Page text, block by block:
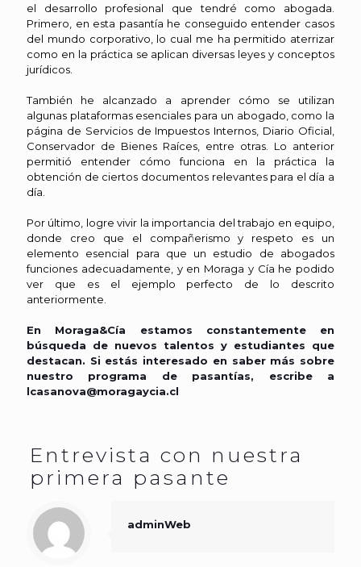
el desarrollo profesional que tendré como abogada.
Primero, en esta pasantía he conseguido entender casos
del mundo corporativo, lo cual me ha permitido aterrizar
como en la práctica se aplican diversas leyes y conceptos
jurídicos.
También he alcanzado a aprender cómo se utilizan
algunas plataformas esenciales para un abogado, como la
página de Servicios de Impuestos Internos, Diario Oficial,
Conservador de Bienes Raíces, entre otras. Lo anterior
permitió entender cómo funciona en la práctica la
obtención de ciertos documentos relevantes para el día a
día.
Por último, logre vivir la importancia del trabajo en equipo,
donde creo que el compañerismo y respeto es un
elemento esencial para que un estudio de abogados
funciones adecuadamente, y en Moraga y Cía he podido
ver que es el ejemplo perfecto de lo descrito
anteriormente.
En Moraga&Cía estamos constantemente en
búsqueda de nuevos talentos y estudiantes que
destacan. Si estás interesado en saber más sobre
nuestro programa de pasantías, escribe a
lcasanova@moragaycia.cl
Entrevista con nuestra
primera pasante
adminWeb